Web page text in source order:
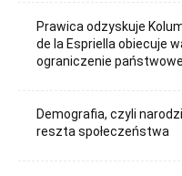
Prawica odzyskuje
de la Espriella obiecuje
ograniczenie
Demografia, czyli
reszta społeczeństwa